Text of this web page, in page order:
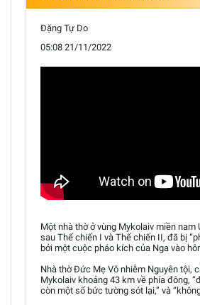
Đặng Tự Do
05:08 21/11/2022
Một nhà thờ ở vùng Mykolaiv miền nam
sau Thế chiến I và Thế chiến II, đã bị
bởi một cuộc pháo kích của Nga vào
Nhà thờ Đức Mẹ Vô nhiễm Nguyên tội,
Mykolaiv khoảng 43 km về phía đông,
còn một số bức tường sót lại,” và